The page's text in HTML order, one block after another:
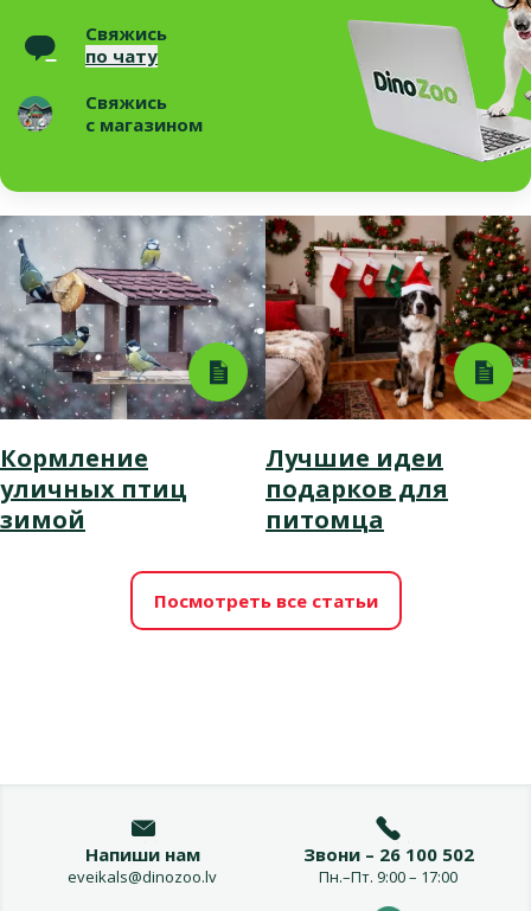
Свяжись
по чату
Свяжись
с магазином
Кормление
уличных птиц
зимой
Лучшие идеи
подарков для
питомца
Посмотреть все статьи
Напиши нам
eveikals@dinozoo.lv
Звони – 26 100 502
Пн.–Пт. 9:00 – 17:00